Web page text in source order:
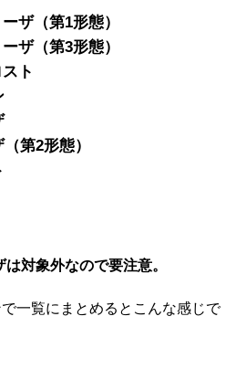
ザ（第1形態）
ザ（第3形態）
ト
第2形態）
対象外なので要注意。
一覧にまとめるとこんな感じで